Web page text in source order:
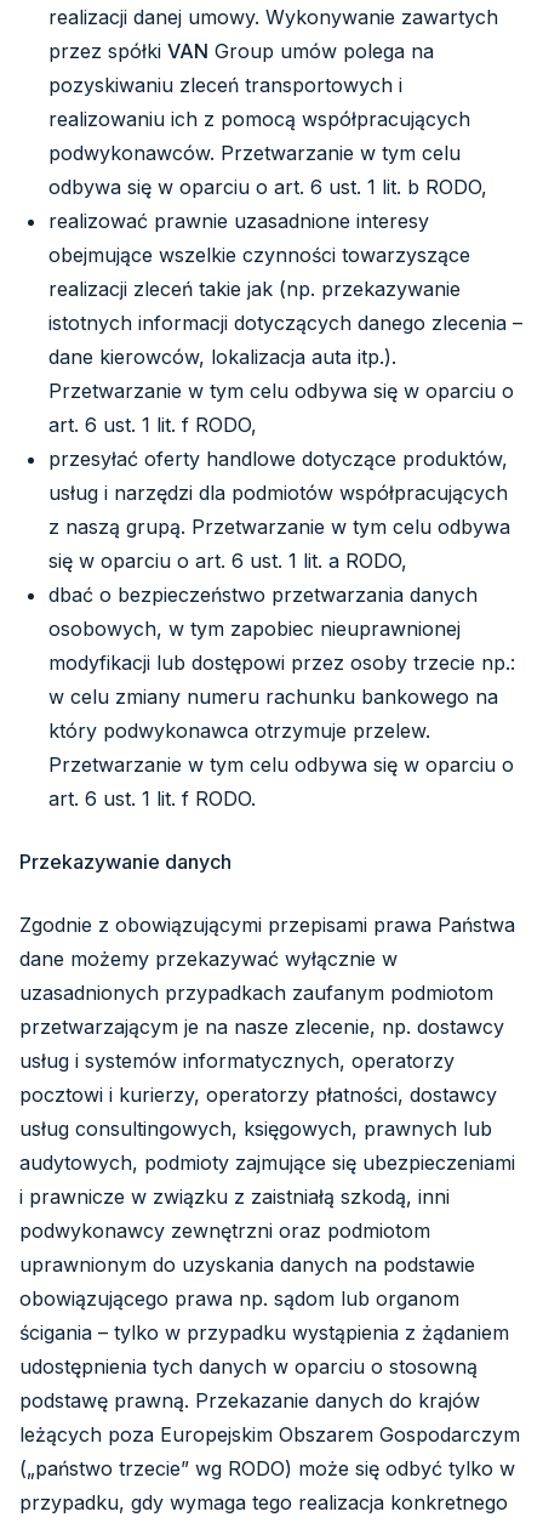
realizacji danej umowy. Wykonywanie zawartych
przez spółki VAN Group umów polega na
pozyskiwaniu zleceń transportowych i
realizowaniu ich z pomocą współpracujących
podwykonawców. Przetwarzanie w tym celu
odbywa się w oparciu o art. 6 ust. 1 lit. b RODO,
realizować prawnie uzasadnione interesy
obejmujące wszelkie czynności towarzyszące
realizacji zleceń takie jak (np. przekazywanie
istotnych informacji dotyczących danego zlecenia –
dane kierowców, lokalizacja auta itp.).
Przetwarzanie w tym celu odbywa się w oparciu o
art. 6 ust. 1 lit. f RODO,
przesyłać oferty handlowe dotyczące produktów,
usług i narzędzi dla podmiotów współpracujących
z naszą grupą. Przetwarzanie w tym celu odbywa
się w oparciu o art. 6 ust. 1 lit. a RODO,
dbać o bezpieczeństwo przetwarzania danych
osobowych, w tym zapobiec nieuprawnionej
modyfikacji lub dostępowi przez osoby trzecie np.:
w celu zmiany numeru rachunku bankowego na
który podwykonawca otrzymuje przelew.
Przetwarzanie w tym celu odbywa się w oparciu o
art. 6 ust. 1 lit. f RODO.
Przekazywanie danych
Zgodnie z obowiązującymi przepisami prawa Państwa
dane możemy przekazywać wyłącznie w
uzasadnionych przypadkach zaufanym podmiotom
przetwarzającym je na nasze zlecenie, np. dostawcy
usług i systemów informatycznych, operatorzy
pocztowi i kurierzy, operatorzy płatności, dostawcy
usług consultingowych, księgowych, prawnych lub
audytowych, podmioty zajmujące się ubezpieczeniami
i prawnicze w związku z zaistniałą szkodą, inni
podwykonawcy zewnętrzni oraz podmiotom
uprawnionym do uzyskania danych na podstawie
obowiązującego prawa np. sądom lub organom
ścigania – tylko w przypadku wystąpienia z żądaniem
udostępnienia tych danych w oparciu o stosowną
podstawę prawną. Przekazanie danych do krajów
leżących poza Europejskim Obszarem Gospodarczym
(„państwo trzecie” wg RODO) może się odbyć tylko w
przypadku, gdy wymaga tego realizacja konkretnego